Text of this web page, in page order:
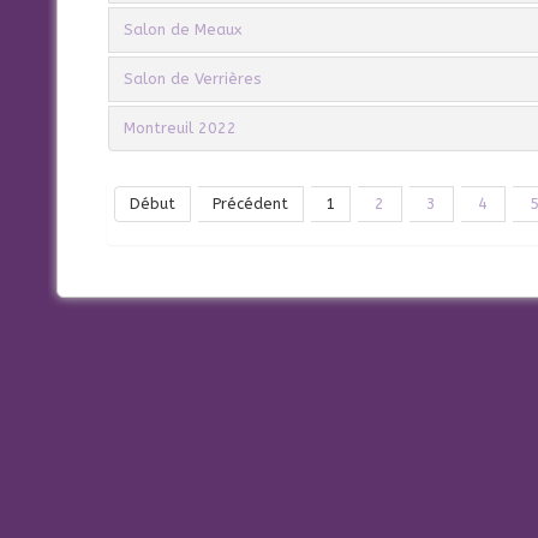
Salon de Meaux
Salon de Verrières
Montreuil 2022
Début Précédent 1 2 3 4 5